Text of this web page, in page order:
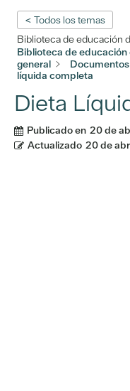
< Todos los temas
Biblioteca de educación
Biblioteca de
general
líquida completa
Dieta
Publicado en 20 de
Actualizado 20 de